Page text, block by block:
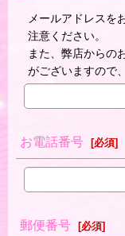
メールアドレスを
注意ください。
また、弊店からの
がございますので
お電話番号 [必須]
郵便番号 [必須]